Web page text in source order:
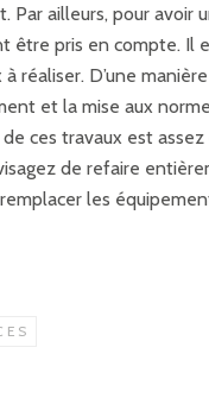
Par ailleurs, pour
être pris en compte. Il
à réaliser. D’une
et la mise aux
de ces travaux est
de refaire
les